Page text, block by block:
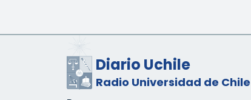
Diario Uchile
Radio Universidad de Chile